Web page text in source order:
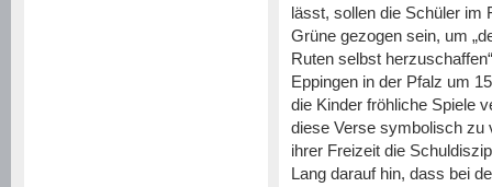
lässt, sollen die Schüler im
Grüne gezogen sein, um
Ruten selbst herzuschaffen“
Eppingen in der Pfalz um
die Kinder fröhliche Spiele
diese Verse symbolisch zu
ihrer Freizeit die
Lang darauf hin, dass bei